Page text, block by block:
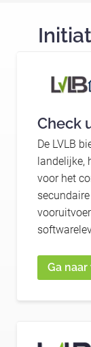
Check
De LVLB
landelijke,
voor het
Ga